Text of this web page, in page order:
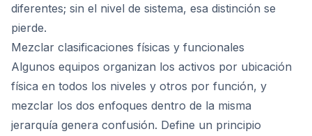
diferentes; sin el nivel de sistema, esa distinción se
pierde.
Mezclar clasificaciones físicas y funcionales
Algunos equipos organizan los activos por ubicación
física en todos los niveles y otros por función, y
mezclar los dos enfoques dentro de la misma
jerarquía genera confusión. Define un principio